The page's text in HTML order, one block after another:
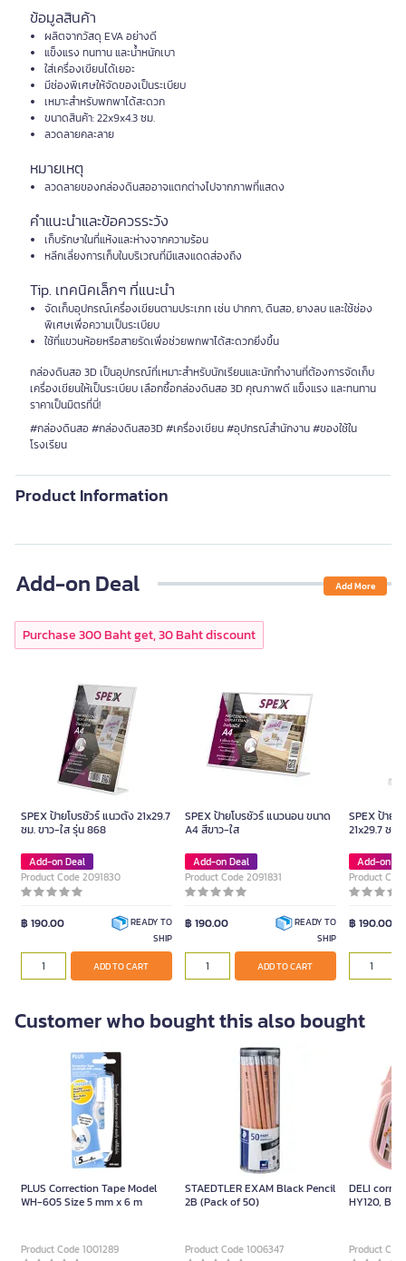
ข้อมูลสินค้า
ผลิตจากวัสดุ EVA อย่างดี
แข็งแรง ทนทาน และน้ำหนักเบา
ใส่เครื่องเขียนได้เยอะ
มีช่องพิเศษให้จัดของเป็นระเบียบ
เหมาะสำหรับพกพาได้สะดวก
ขนาดสินค้า: 22x9x4.3 ซม.
ลวดลายคละลาย
หมายเหตุ
ลวดลายของกล่องดินสออาจแตกต่างไปจากภาพที่แสดง
คำแนะนำและข้อควรระวัง
เก็บรักษาในที่แห้งและห่างจากความร้อน
หลีกเลี่ยงการเก็บในบริเวณที่มีแสงแดดส่องถึง
Tip. เทคนิคเล็กๆ ที่แนะนำ
จัดเก็บอุปกรณ์เครื่องเขียนตามประเภท เช่น ปากกา, ดินสอ, ยางลบ และใช้ช่อง
พิเศษเพื่อความเป็นระเบียบ
ใช้ที่แขวนห้อยหรือสายรัดเพื่อช่วยพกพาได้สะดวกยิ่งขึ้น
กล่องดินสอ 3D เป็นอุปกรณ์ที่เหมาะสำหรับนักเรียนและนักทำงานที่ต้องการจัดเก็บ
เครื่องเขียนให้เป็นระเบียบ เลือกซื้อกล่องดินสอ 3D คุณภาพดี แข็งแรง และทนทาน
ราคาเป็นมิตรที่นี่!
#กล่องดินสอ #กล่องดินสอ3D #เครื่องเขียน #อุปกรณ์สำนักงาน #ของใช้ใน
โรงเรียน
Product Information
Add-on Deal Add More
Purchase 300 Baht get, 30 Baht discount
SPEX ป้ายโบรชัวร์ แนวตั้ง 21x29.7
ซม. ขาว-ใส รุ่น 868
Add-on Deal
Product Code 2091830
฿ 190.00
READY TO
SHIP
ADD TO CART
SPEX ป้ายโบรชัวร์ แนวนอน ขนาด
A4 สีขาว-ใส
Add-on Deal
Product Code 2091831
฿ 190.00
READY TO
SHIP
ADD TO CART
SPEX ป้าย
21x29.7 ซม.
Add-on
Product
฿ 190.00
Customer who bought this also bought
PLUS Correction Tape Model
WH-605 Size 5 mm x 6 m
Product Code 1001289
STAEDTLER EXAM Black Pencil
2B (Pack of 50)
Product Code 1006347
DELI
HY120,
Product